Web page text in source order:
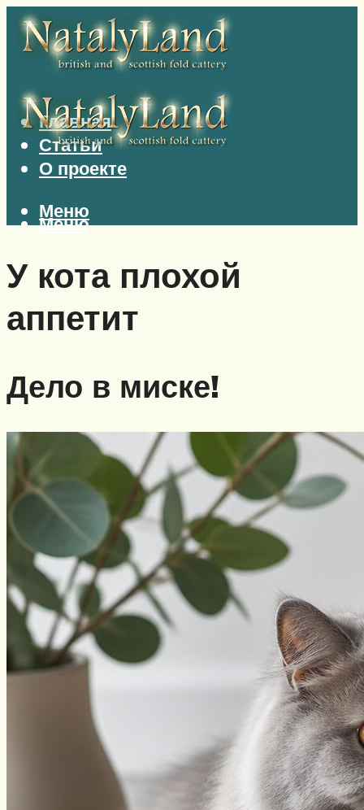
Главная
Статьи
О проекте
Меню
Меню
У кота плохой
аппетит
Дело в миске!